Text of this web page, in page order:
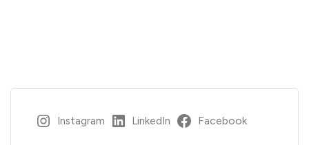
Instagram LinkedIn Facebook